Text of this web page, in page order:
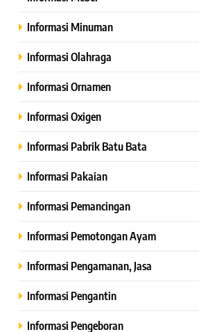
Informasi Minuman
Informasi Olahraga
Informasi Ornamen
Informasi Oxigen
Informasi Pabrik Batu Bata
Informasi Pakaian
Informasi Pemancingan
Informasi Pemotongan Ayam
Informasi Pengamanan, Jasa
Informasi Pengantin
Informasi Pengeboran